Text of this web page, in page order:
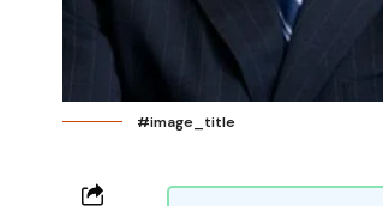
#image_title